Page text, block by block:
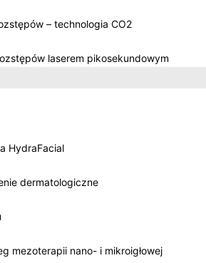
– technologia CO2
laserem pikosekundowym
HydraFacial
dermatologiczne
mezoterapii nano- i mikroigłowej